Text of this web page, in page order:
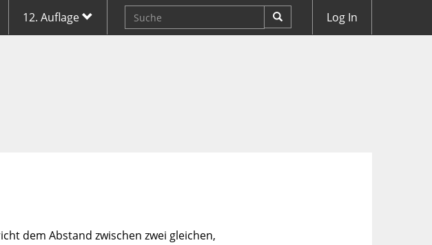
12. Auflage Log In
dem Abstand zwischen zwei gleichen,